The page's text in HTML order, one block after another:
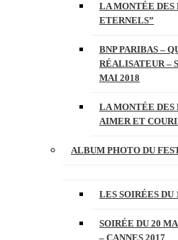
LA MONTÉE DES
ETERNELS”
BNP PARIBAS –
RÉALISATEUR –
MAI 2018
LA MONTÉE
AIMER ET
ALBUM PHOTO DU
LES SOIRÉES DU
SOIRÉE DU 20
– CANNES 2017